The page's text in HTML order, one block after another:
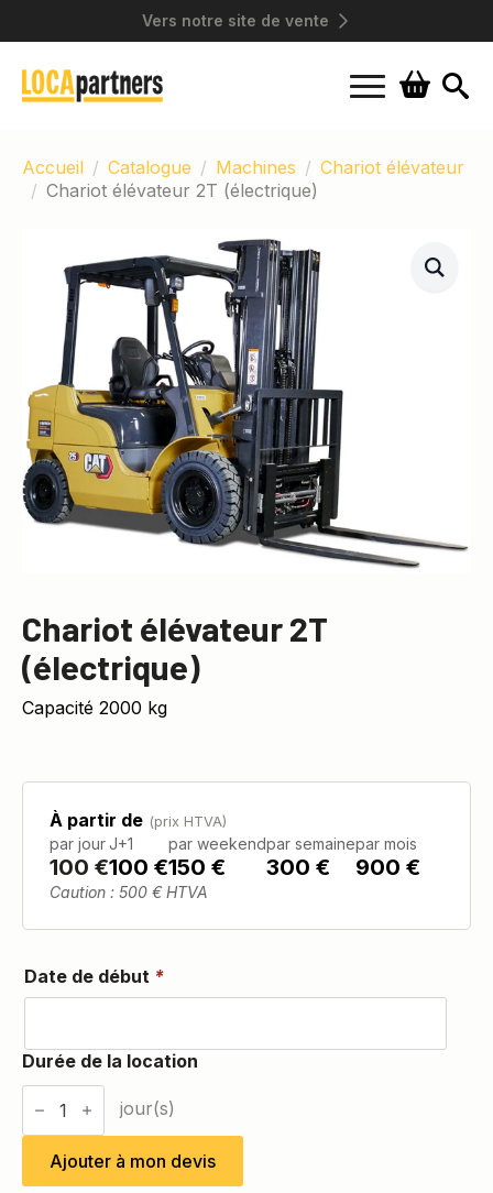
Vers notre site de vente
Accueil
Catalogue Machines
Chariot élévateur
Chariot élévateur 2T (électrique)
Chariot élévateur 2T
(électrique)
Capacité 2000 kg
À partir de (prix HTVA)
par jour
100 €
J+1
100 €
par weekend
150 €
par semaine
300 €
par mois
900 €
Caution : 500 € HTVA
Date de début *
quantité
de
élévateur
(électrique)
Ajouter à mon devis